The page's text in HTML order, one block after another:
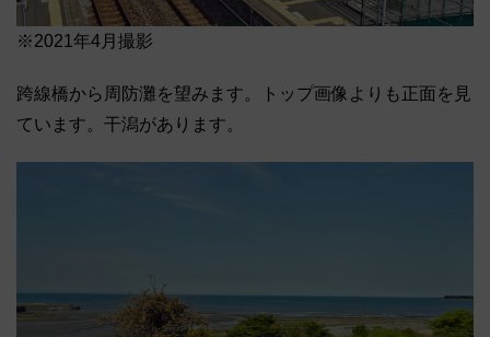
※2021年4月撮影
跨線橋から周防灘を望みます。トップ画像よりも正面を見
ています。干潟があります。